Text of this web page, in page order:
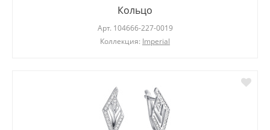
Кольцо
Арт. 104666-227-0019
Коллекция: Imperial